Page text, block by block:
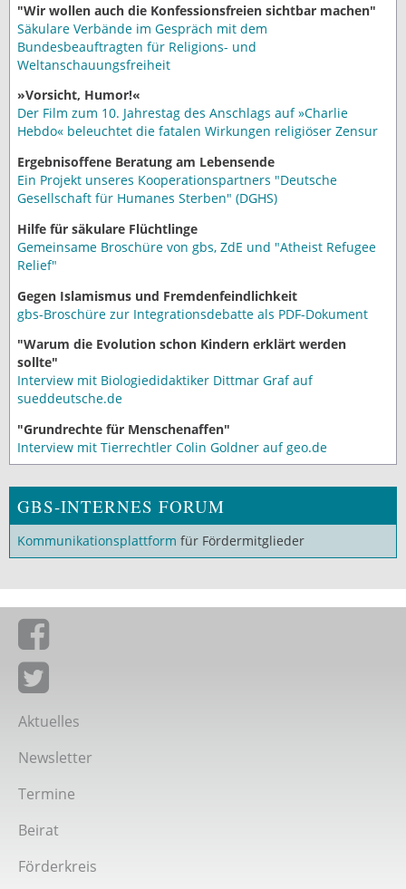
"Wir wollen auch die Konfessionsfreien sichtbar machen"
Säkulare Verbände im Gespräch mit dem
Bundesbeauftragten für Religions- und
Weltanschauungsfreiheit
»Vorsicht, Humor!«
Der Film zum 10. Jahrestag des Anschlags auf »Charlie
Hebdo« beleuchtet die fatalen Wirkungen religiöser Zensur
Ergebnisoffene Beratung am Lebensende
Ein Projekt unseres Kooperationspartners "Deutsche
Gesellschaft für Humanes Sterben" (DGHS)
Hilfe für säkulare Flüchtlinge
Gemeinsame Broschüre von gbs, ZdE und "Atheist Refugee
Relief"
Gegen Islamismus und Fremdenfeindlichkeit
gbs-Broschüre zur Integrationsdebatte als PDF-Dokument
"Warum die Evolution schon Kindern erklärt werden
sollte"
Interview mit Biologiedidaktiker Dittmar Graf auf
sueddeutsche.de
"Grundrechte für Menschenaffen"
Interview mit Tierrechtler Colin Goldner auf geo.de
GBS-INTERNES FORUM
Kommunikationsplattform für Fördermitglieder
Giordano-Bruno-Stiftung auf Facebook
Giordano-Bruno-Stiftung bei Twitter
Aktuelles
Newsletter
Termine
Beirat
Förderkreis